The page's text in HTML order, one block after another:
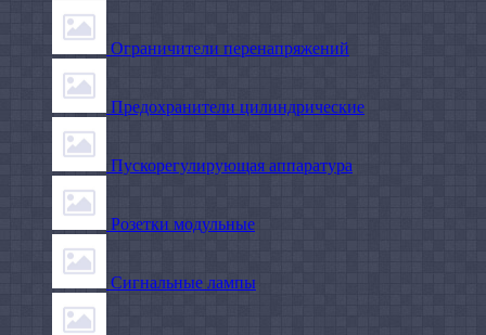
Ограничители перенапряжений
Предохранители цилиндрические
Пускорегулирующая аппаратура
Розетки модульные
Сигнальные лампы